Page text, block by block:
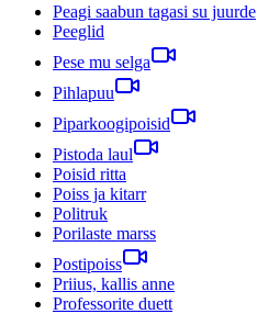
Peagi saabun tagasi su juurde
Peeglid
Pese mu selga
Pihlapuu
Piparkoogipoisid
Pistoda laul
Poisid ritta
Poiss ja kitarr
Politruk
Porilaste marss
Postipoiss
Priius, kallis anne
Professorite duett